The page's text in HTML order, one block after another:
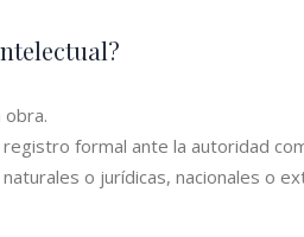
obra.
formal ante la autoridad
o jurídicas, nacionales o